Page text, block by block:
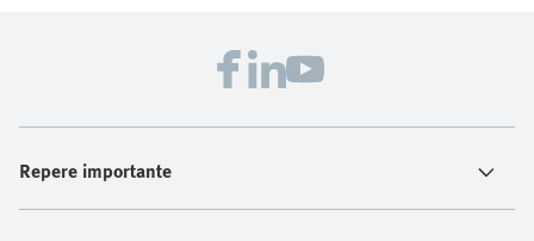
Repere importante